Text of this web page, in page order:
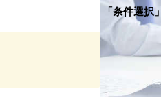
「条件選